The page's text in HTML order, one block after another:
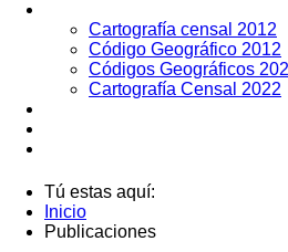
Cartografía censal 2012
Código Geográfico 2012
Códigos Geográficos
Cartografía Censal 2022
Tú estas aquí:
Inicio
Publicaciones